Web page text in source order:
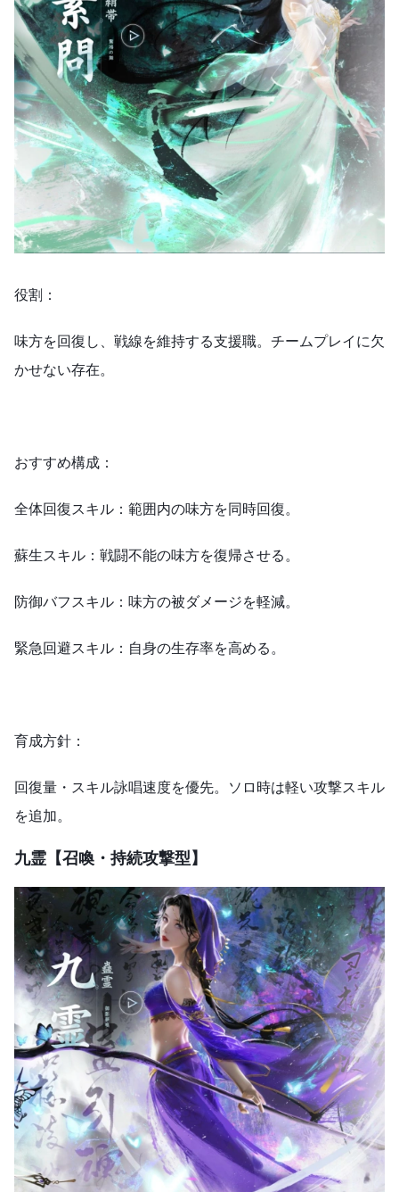
役割：
味方を回復し、戦線を維持する支援職。チームプレイに欠
かせない存在。
おすすめ構成：
全体回復スキル：範囲内の味方を同時回復。
蘇生スキル：戦闘不能の味方を復帰させる。
防御バフスキル：味方の被ダメージを軽減。
緊急回避スキル：自身の生存率を高める。
育成方針：
回復量・スキル詠唱速度を優先。ソロ時は軽い攻撃スキル
を追加。
九霊【召喚・持続攻撃型】